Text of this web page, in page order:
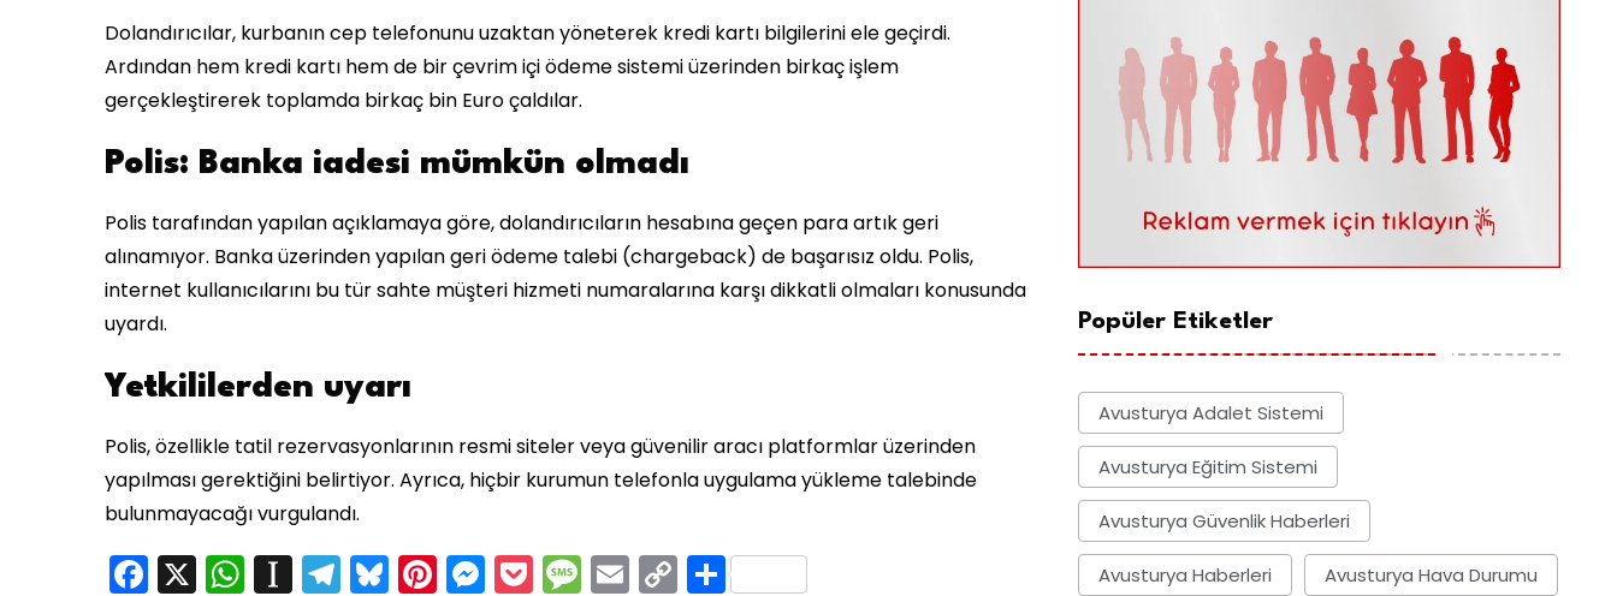
Dolandırıcılar, kurbanın cep telefonunu uzaktan yöneterek kredi kartı bilgilerini ele geçirdi.
Ardından hem kredi kartı hem de bir çevrim içi ödeme sistemi üzerinden birkaç işlem
gerçekleştirerek toplamda birkaç bin Euro çaldılar.
Polis: Banka iadesi mümkün olmadı
Polis tarafından yapılan açıklamaya göre, dolandırıcıların hesabına geçen para artık geri
alınamıyor. Banka üzerinden yapılan geri ödeme talebi (chargeback) de başarısız oldu. Polis,
internet kullanıcılarını bu tür sahte müşteri hizmeti numaralarına karşı dikkatli olmaları konusunda
uyardı.
Yetkililerden uyarı
Polis, özellikle tatil rezervasyonlarının resmi siteler veya güvenilir aracı platformlar üzerinden
yapılması gerektiğini belirtiyor. Ayrıca, hiçbir kurumun telefonla uygulama yükleme talebinde
bulunmayacağı vurgulandı.
Facebook
X WhatsApp
Instapaper
Telegram
Bluesky
Pinterest
Messenger
Pocket
Message
EmailCopy
Share
Popüler Etiketler
Avusturya Adalet Sistemi
Avusturya Eğitim Sistemi
Avusturya Güvenlik Haberleri
Avusturya Haberleri Avusturya Hava Durumu